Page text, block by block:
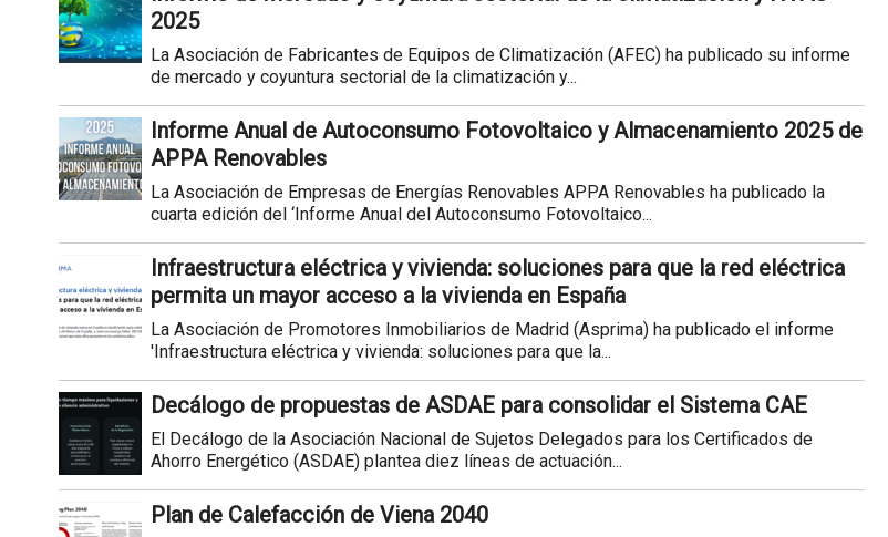
2025
La Asociación de Fabricantes de Equipos de Climatización (AFEC) ha publicado su informe
de mercado y coyuntura sectorial de la climatización y...
Informe Anual de Autoconsumo Fotovoltaico y Almacenamiento 2025 de
APPA Renovables
La Asociación de Empresas de Energías Renovables APPA Renovables ha publicado la
cuarta edición del ‘Informe Anual del Autoconsumo Fotovoltaico...
Infraestructura eléctrica y vivienda: soluciones para que la red eléctrica
permita un mayor acceso a la vivienda en España
La Asociación de Promotores Inmobiliarios de Madrid (Asprima) ha publicado el informe
'Infraestructura eléctrica y vivienda: soluciones para que la...
Decálogo de propuestas de ASDAE para consolidar el Sistema CAE
El Decálogo de la Asociación Nacional de Sujetos Delegados para los Certificados de
Ahorro Energético (ASDAE) plantea diez líneas de actuación...
Plan de Calefacción de Viena 2040